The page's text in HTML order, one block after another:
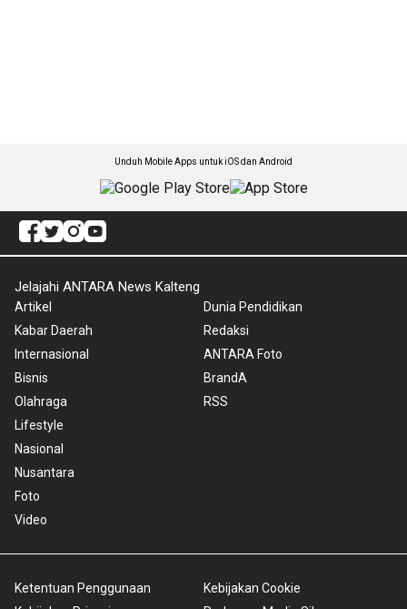
Unduh Mobile Apps untuk iOS dan Android
Jelajahi ANTARA News Kalteng
Artikel
Kabar Daerah
Internasional
Bisnis
Olahraga
Lifestyle
Nasional
Nusantara
Foto
Video
Dunia Pendidikan
Redaksi
ANTARA Foto
BrandA
RSS
Ketentuan Penggunaan
Kebijakan Cookie